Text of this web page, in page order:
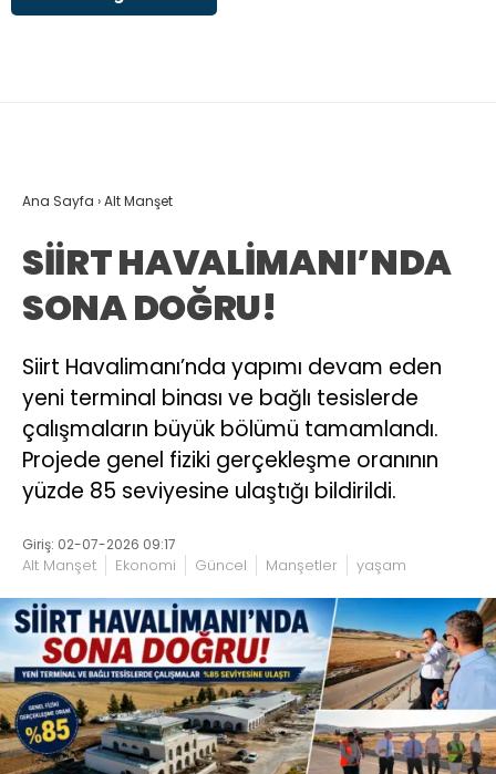
Ana Sayfa ›Alt Manşet
SİİRT HAVALİMANI’NDA
SONA DOĞRU!
Siirt Havalimanı’nda yapımı devam eden
yeni terminal binası ve bağlı tesislerde
çalışmaların büyük bölümü tamamlandı.
Projede genel fiziki gerçekleşme oranının
yüzde 85 seviyesine ulaştığı bildirildi.
Giriş: 02-07-2026 09:17
Alt Manşet Ekonomi Güncel Manşetler yaşam